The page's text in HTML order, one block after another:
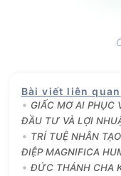
Bài viết liên quan
GIẤC MƠ AI PHỤC
ĐẦU TƯ VÀ LỢI
TRÍ TUỆ NHÂN
ĐIỆP MAGNIFICA
ĐỨC THÁNH CHA